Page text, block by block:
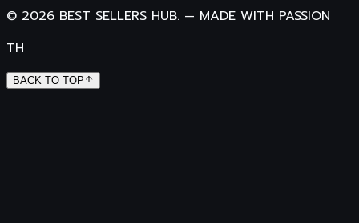
© 2026 BEST SELLERS HUB. — MADE WITH PASSION
TH
BACK TO TOP